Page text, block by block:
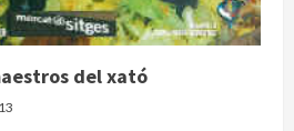
del xató